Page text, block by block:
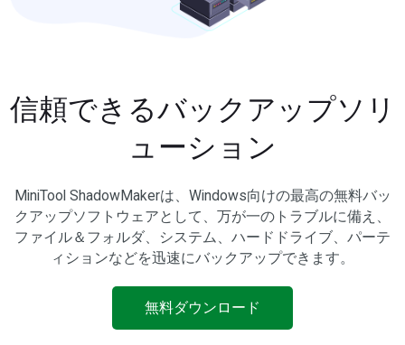
信頼できるバックアップソリ
ューション
MiniTool ShadowMakerは、Windows向けの最高の無料バッ
クアップソフトウェアとして、万が一のトラブルに備え、
ファイル＆フォルダ、システム、ハードドライブ、パーテ
ィションなどを迅速にバックアップできます。
無料ダウンロード